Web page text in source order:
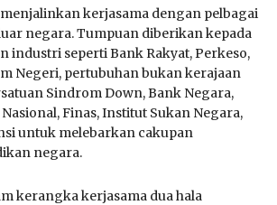
kerjasama dengan pelbagai
negara. Tumpuan diberikan kepada
industri seperti Bank Rakyat, Perkeso,
Negeri, pertubuhan bukan kerajaan
Sindrom Down, Bank Negara,
Finas, Institut Sukan Negara,
untuk melebarkan cakupan
negara.
kerangka kerjasama dua hala